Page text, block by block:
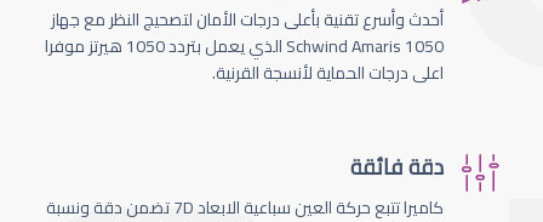
أحدث وأسرع تقنية بأعلى درجات الأمان لتصحيج النظر مع جهاز
Schwind Amaris 1050 الذي يعمل بتردد 1050 هيرتز موفرا
اعلى درجات الحماية لأنسجة القرنية.
دقة فائقة
كاميرا تتبع حركة العين سباعية الابعاد 7D تضمن دقة ونسبة